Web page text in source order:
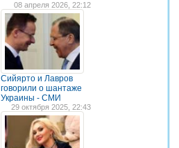
08 апреля 2026, 22:12
Сийярто и Лавров
говорили о шантаже
Украины - СМИ
29 октября 2025, 22:43